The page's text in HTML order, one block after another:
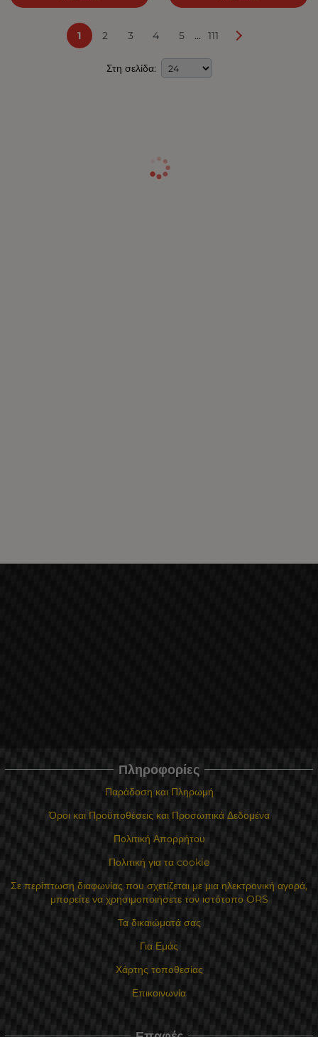
1 2 3 4 5 ... 111
Στη σελίδα:
Πληροφορίες
Παράδοση και Πληρωμή
Όροι και Προϋποθέσεις και Προσωπικά Δεδομένα
Πολιτική Απορρήτου
Πολιτική για τα cookie
Σε περίπτωση διαφωνίας που σχετίζεται με μια ηλεκτρονική αγορά,
μπορείτε να χρησιμοποιήσετε τον ιστότοπο ORS
Τα δικαιώματά σας
Για Εμάς
Χάρτης τοποθεσίας
Επικοινωνία